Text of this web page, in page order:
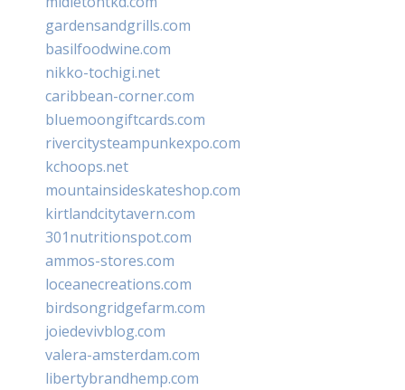
gardensandgrills.com
basilfoodwine.com
nikko-tochigi.net
caribbean-corner.com
bluemoongiftcards.com
rivercitysteampunkexpo.com
kchoops.net
mountainsideskateshop.com
kirtlandcitytavern.com
301nutritionspot.com
ammos-stores.com
loceanecreations.com
birdsongridgefarm.com
joiedevivblog.com
valera-amsterdam.com
libertybrandhemp.com